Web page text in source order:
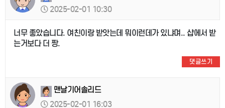
2025-02-01 10:30
너무 좋았습니다. 여친이랑 받앗는데 뭐이런데가 있냐며.. 샵에서 받
는거보다 더 짱.
댓글쓰기
맨날기어솔리드
2025-02-01 16:03